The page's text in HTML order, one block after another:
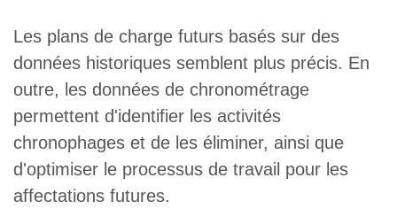
Les plans de charge futurs basés sur des
données historiques semblent plus précis. En
outre, les données de chronométrage
permettent d'identifier les activités
chronophages et de les éliminer, ainsi que
d'optimiser le processus de travail pour les
affectations futures.